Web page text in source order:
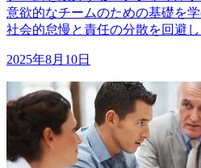
意欲的なチームのための基礎を
社会的怠慢と責任の分散を回避し
2025年8月10日